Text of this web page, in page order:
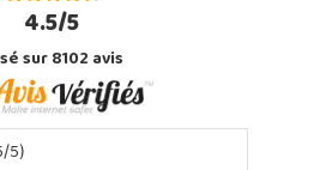
4.5/5
sur 8102 avis
/5)